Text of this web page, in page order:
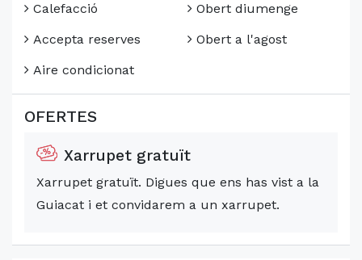
Calefacció
Accepta reserves
Aire condicionat
Obert diumenge
Obert a l'agost
OFERTES
Xarrupet gratuït
Xarrupet gratuït. Digues que ens has vist a la
Guiacat i et convidarem a un xarrupet.